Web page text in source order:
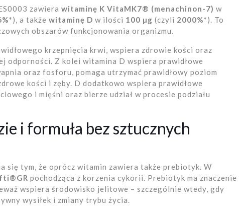
zawiera witaminę K VitaMK7® (menachinon-7) w
), a także witaminę D w ilości 100 µg (czyli 2000%*). To
obszarów funkcjonowania organizmu.
krzepnięcia krwi, wspiera zdrowie kości oraz
odporności. Z kolei witamina D wspiera prawidłowe
oraz fosforu, pomaga utrzymać prawidłowy poziom
kości i zęby. D dodatkowo wspiera prawidłowe
i mięśni oraz bierze udział w procesie podziału
i formuła bez sztucznych
się tym, że oprócz witamin zawiera także prebiotyk. W
pochodząca z korzenia cykorii. Prebiotyk ma znaczenie
wspiera środowisko jelitowe – szczególnie wtedy, gdy
wysiłek i zmiany trybu życia.